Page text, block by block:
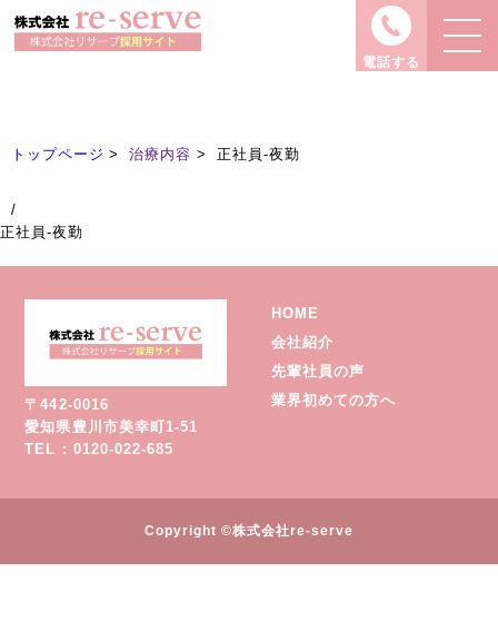
電話する
Treatment
トップページ 治療内容 正社員-夜勤
/
正社員-夜勤
〒442-0016
愛知県豊川市美幸町1-51
TEL : 0120-022-685
HOME
会社紹介
先輩社員の声
業界初めての方へ
Copyright ©株式会社re-serve